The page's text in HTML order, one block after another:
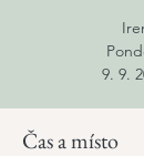
9. 9.
Čas a místo